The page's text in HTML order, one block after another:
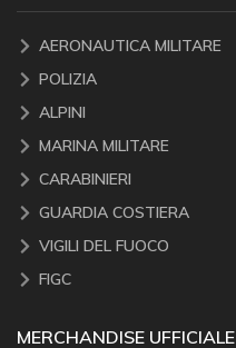
AERONAUTICA MILITARE
POLIZIA
ALPINI
MARINA MILITARE
CARABINIERI
GUARDIA COSTIERA
VIGILI DEL FUOCO
FIGC
MERCHANDISE UFFICIALE